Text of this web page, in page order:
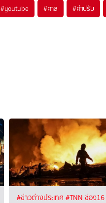
#youtube #ศาล #ค่าปรับ
#ข่าวต่างประเทศ #TNN ช่อง16